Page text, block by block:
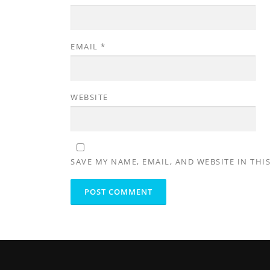
EMAIL *
WEBSITE
SAVE MY NAME, EMAIL, AND WEBSITE IN